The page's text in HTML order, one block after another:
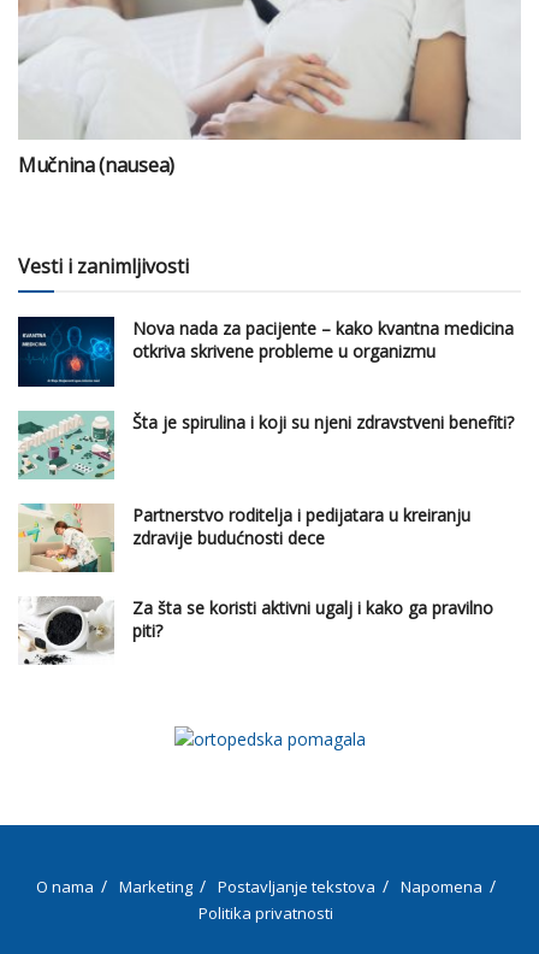
Mučnina (nausea)
Vesti i zanimljivosti
Nova nada za pacijente – kako kvantna medicina
otkriva skrivene probleme u organizmu
Šta je spirulina i koji su njeni zdravstveni benefiti?
Partnerstvo roditelja i pedijatara u kreiranju
zdravije budućnosti dece
Za šta se koristi aktivni ugalj i kako ga pravilno
piti?
O nama Marketing Postavljanje tekstova
Napomena
Politika privatnosti